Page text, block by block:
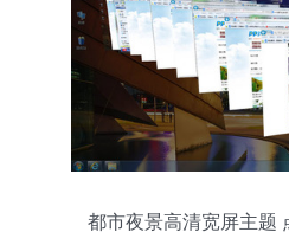
都市夜景高清宽屏主题